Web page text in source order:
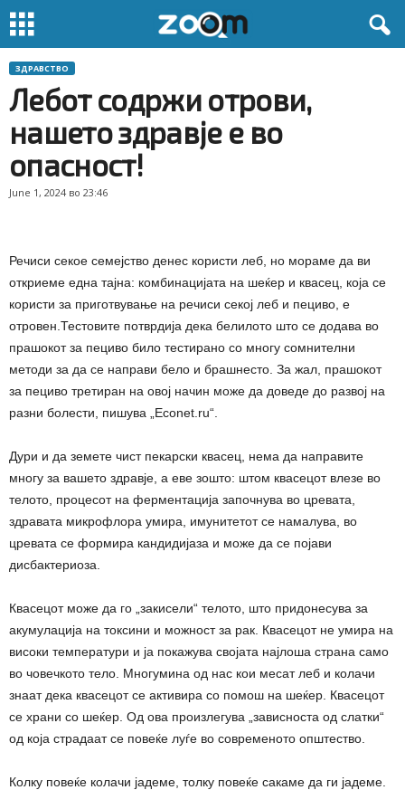
ЗДРАВСТВО
Лебот содржи отрови,
нашето здравје е во
опасност!
June 1, 2024 во 23:46
Речиси секое семејство денес користи леб, но мораме да ви
откриеме една тајна: комбинацијата на шеќер и квасец, која се
користи за приготвување на речиси секој леб и пециво, е
отровен.Тестовите потврдија дека белилото што се додава во
прашокот за пециво било тестирано со многу сомнителни
методи за да се направи бело и брашнесто. За жал, прашокот
за пециво третиран на овој начин може да доведе до развој на
разни болести, пишува „Econet.ru“.
Дури и да земете чист пекарски квасец, нема да направите
многу за вашето здравје, а еве зошто: штом квасецот влезе во
телото, процесот на ферментација започнува во цревата,
здравата микрофлора умира, имунитетот се намалува, во
цревата се формира кандидијаза и може да се појави
дисбактериоза.
Квасецот може да го „закисели“ телото, што придонесува за
акумулација на токсини и можност за рак. Квасецот не умира на
високи температури и ја покажува својата најлоша страна само
во човечкото тело. Многумина од нас кои месат леб и колачи
знаат дека квасецот се активира со помош на шеќер. Квасецот
се храни со шеќер. Од ова произлегува „зависноста од слатки“
од која страдаат се повеќе луѓе во современото општество.
Колку повеќе колачи јадеме, толку повеќе сакаме да ги јадеме.